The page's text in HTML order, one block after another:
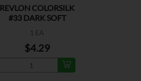
REVLON COLORSILK
#33 DARK SOFT
1 EA
$4.29